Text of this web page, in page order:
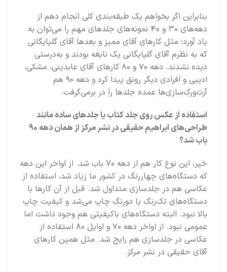
بنابراین اگر بخواهم یک طبقه‌بندی کلی انجام دهم از
دهه‌های ۳۰ و ۴۰ نمونه‌های جلدهای مهم را می‌توان به
یاد آورد؛ مثل کارهای آقای ممیز و بعدها آقای گلپایگانی
که به نظرم آقای گلپایگانی یک نابغه بودند و به‌درستی
دیده نشدند. دهه ۷۰ و ۸۰ کارهای آقای عابدینی، مشکی،
ادیبی و افرادی دیگر رونق پیدا کرد و دهه ۹۰ هم
آرت‌ورک‌سازی‌ها عمده جلدها را در برمی‌گرفت.
استفاده از عکس روی جلد کتاب یا جلدهای ساده مانند
طراحی‌های ابراهیم حقیقی در نشر مرکز از همان دهه ۹۰
باب شد؟
خیر، این نوع کار هم از دهه ۷۰ باب شد. از اواخر این دهه
که دستگاه‌های چهاررنگ در کشور ما زیاد شد، استفاده از
عکاسی هم در جلدسازی متداول شد. قبل از آن کارها با
دستگاه‌های تک‌رنگ یا دورنگ چاپ می‌شد و کیفیت چاپ
بالا نبود. البته دستگاه‌های باکیفیتی هم وجود داشت اما
عمومی نبود. از اواخر دهه ۷۰ و اوایل ۸۰ استفاده از
عکاسی در جلدسازی هم رایج شد. مثل همین کارهای
آقای حقیقی در نشر مرکز.